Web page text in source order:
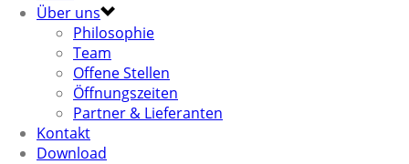
Über uns
Philosophie
Team
Offene Stellen
Öffnungszeiten
Partner & Lieferanten
Kontakt
Download